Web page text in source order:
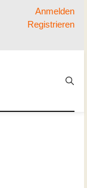
Anmelden
Registrieren